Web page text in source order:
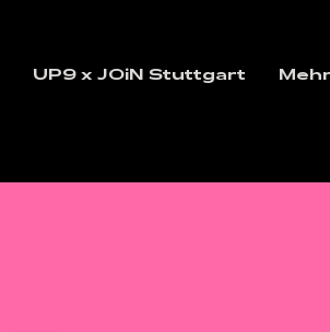
UP9 x JOiN Stuttgart